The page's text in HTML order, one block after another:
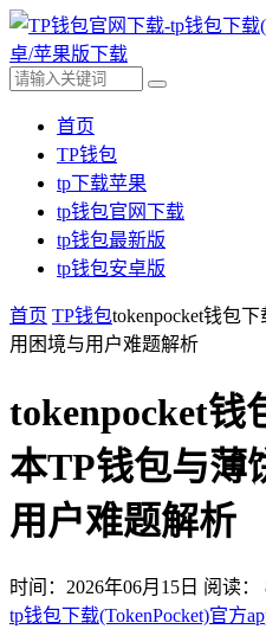
首页
TP钱包
tp下载苹果
tp钱包官网下载
tp钱包最新版
tp钱包安卓版
首页 TP钱包tokenpocket钱包
用困境与用户难题解析
tokenpocket钱
本TP钱包与薄
用户难题解析
时间：2026年06月15日 阅读：
tp钱包下载(TokenPocket)官方